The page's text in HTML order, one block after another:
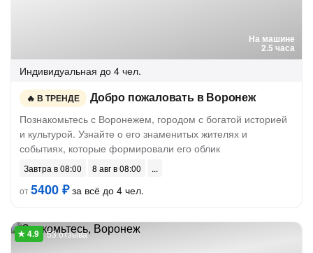
На машине
2.5 часа
Индивидуальная до 4 чел.
В ТРЕНДЕ Добро пожаловать в Воронеж
Познакомьтесь с Воронежем, городом с богатой историей
и культурой. Узнайте о его знаменитых жителях и
событиях, которые формировали его облик
Завтра в 08:00
8 авг в 08:00
от5400 ₽за всё до 4 чел.
53 отзыва